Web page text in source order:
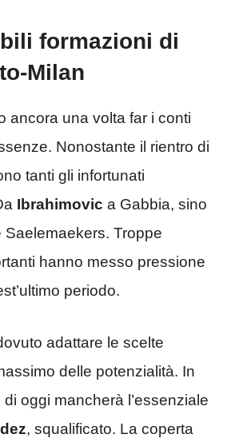
formazioni di
Milan
ancora una volta far i conti
Nonostante il rientro di
tanti gli infortunati
Ibrahimovic a Gabbia, sino
Troppe
hanno messo pressione
periodo.
adattare le scelte
delle potenzialità. In
oggi mancherà l’essenziale
, squalificato. La coperta